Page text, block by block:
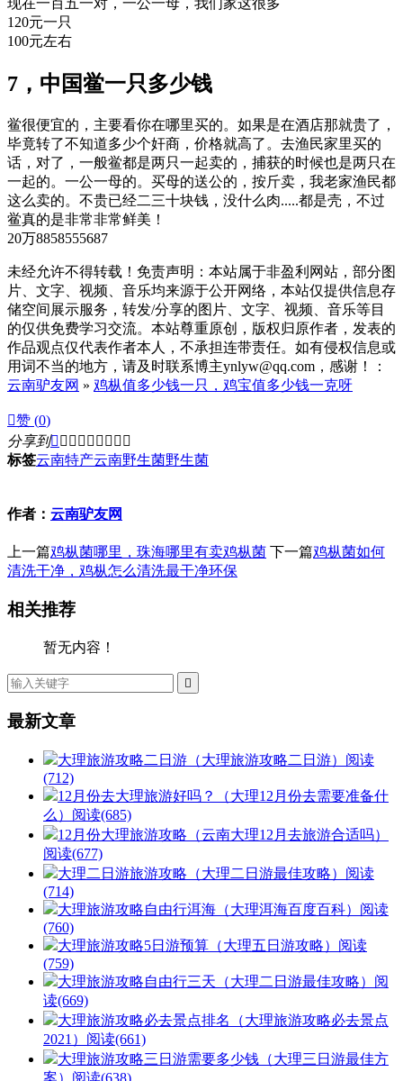
120元一只
100元左右
7，中国鲎一只多少钱
鲎很便宜的，主要看你在哪里买的。如果是在酒店那就贵了，
毕竟转了不知道多少个奸商，价格就高了。去渔民家里买的
话，对了，一般鲎都是两只一起卖的，捕获的时候也是两只在
一起的。一公一母的。买母的送公的，按斤卖，我老家渔民都
这么卖的。不贵已经二三十块钱，没什么肉.....都是壳，不过
鲎真的是非常非常鲜美！
20万8858555687
未经允许不得转载！免责声明：本站属于非盈利网站，部分图
片、文字、视频、音乐均来源于公开网络，本站仅提供信息存
储空间展示服务，转发/分享的图片、文字、视频、音乐等目
的仅供免费学习交流。本站尊重原创，版权归原作者，发表的
作品观点仅代表作者本人，不承担连带责任。如有侵权信息或
用词不当的地方，请及时联系博主ynlyw@qq.com，感谢！：
云南驴友网 » 鸡枞值多少钱一只，鸡宝值多少钱一克呀
赞 (0)
分享到        
标签云南特产云南野生菌野生菌
作者： 云南驴友网
上一篇鸡枞菌哪里，珠海哪里有卖鸡枞菌 下一篇鸡枞菌如何
清洗干净，鸡枞怎么清洗最干净环保
相关推荐
暂无内容！

最新文章
大理旅游攻略二日游（大理旅游攻略二日游） 阅读
(712)
12月份去大理旅游好吗？（大理12月份去需要准备什
么） 阅读(685)
12月份大理旅游攻略（云南大理12月去旅游合适吗）
阅读(677)
大理二日游旅游攻略（大理二日游最佳攻略） 阅读
(714)
大理旅游攻略自由行洱海（大理洱海百度百科） 阅读
(760)
大理旅游攻略5日游预算（大理五日游攻略） 阅读
(759)
大理旅游攻略自由行三天（大理二日游最佳攻略） 阅
读(669)
大理旅游攻略必去景点排名（大理旅游攻略必去景点
2021） 阅读(661)
大理旅游攻略三日游需要多少钱（大理三日游最佳方
案） 阅读(638)